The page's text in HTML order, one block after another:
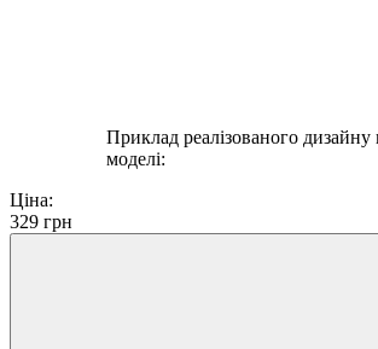
Приклад реалізованого дизайну
моделі:
Ціна:
329 грн